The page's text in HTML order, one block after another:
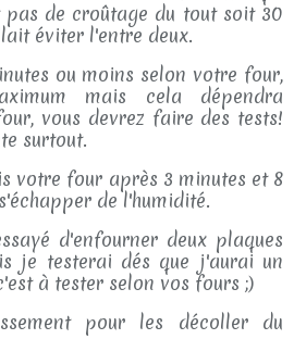
de croûtage du tout soit 30
éviter l'entre deux.
ou moins selon votre four,
mais cela dépendra
vous devrez faire des tests!
surtout.
votre four après 3 minutes et 8
de l'humidité.
d'enfourner deux plaques
je testerai dés que j'aurai un
à tester selon vos fours ;)
pour les décoller du